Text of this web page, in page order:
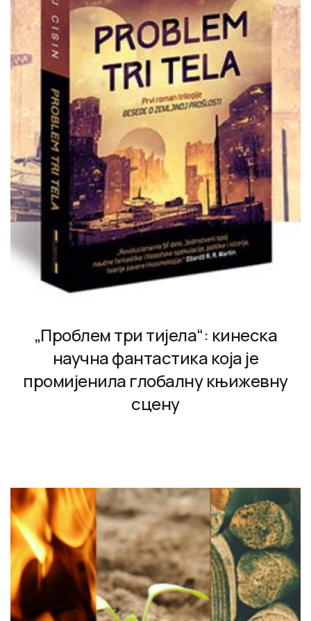
„Проблем три тијела“: кинеска
научна фантастика која је
промијенила глобалну књижевну
сцену